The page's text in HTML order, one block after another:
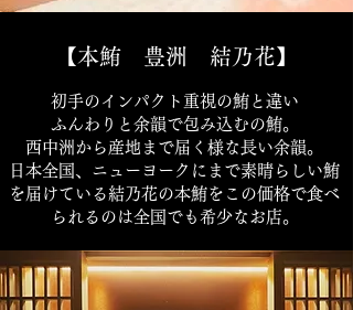
【本鮪 豊洲 結乃花】
初手のインパクト重視の鮪と違い
ふんわりと余韻で包み込むの鮪。
西中洲から産地まで届く様な長い余韻。
日本全国、ニューヨークにまで素晴らしい鮪
を届けている結乃花の本鮪をこの価格で食べ
られるのは全国でも希少なお店。